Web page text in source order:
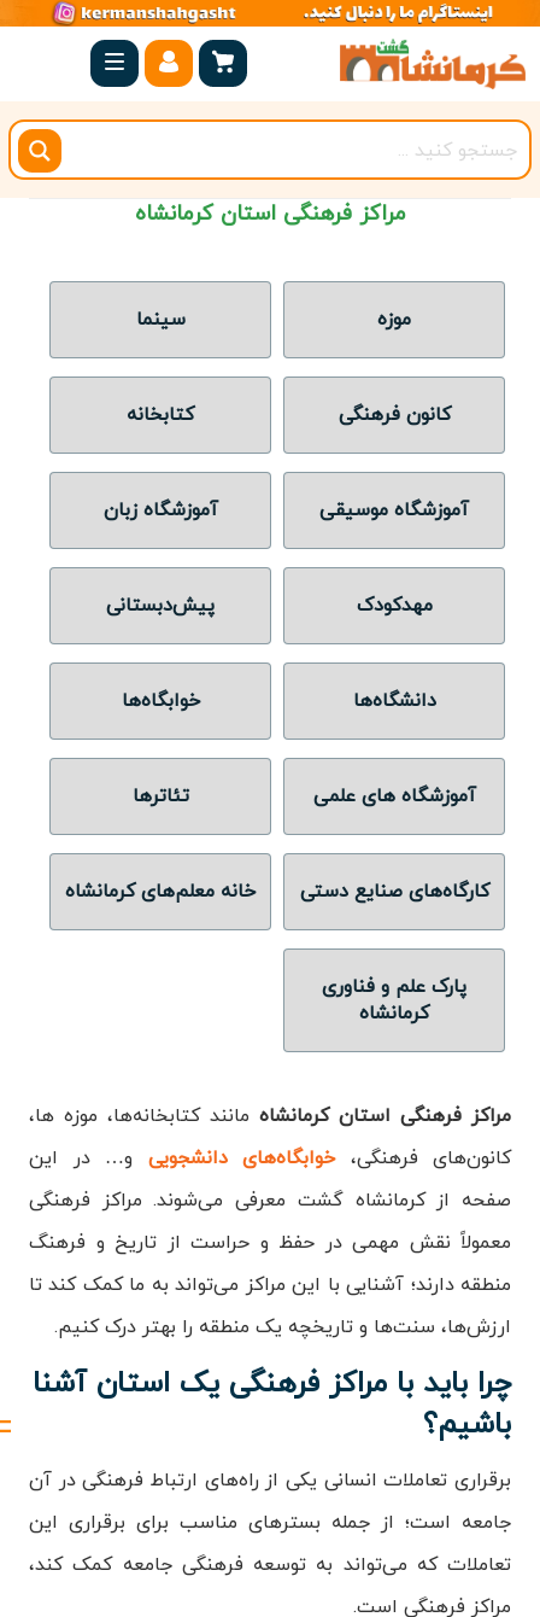
صفحه
اصلی
کرمانشاه
مجموعه
روستاهای
اقامتگاه
درباره
مراکز فرهنگی استان کرمانشاه
موزه سینما
کانون فرهنگی کتابخانه
آموزشگاه موسیقی آموزشگاه زبان
مهدکودک‌ پیش‌دبستانی‌
دانشگاه‌ها خوابگاه‌ها
آموزشگاه های علمی تئاترها
کارگاه‌های صنایع دستی خانه معلم‌های کرمانشاه
پارک علم و فناوری
کرمانشاه
مراکز فرهنگی استان کرمانشاه مانند کتابخانه‌ها، موزه ها‌،
کانون‌های فرهنگی،خوابگاه‌های دانشجویی و… در این
صفحه از کرمانشاه گشت معرفی می‌شوند. مراکز فرهنگی
معمولاً نقش مهمی در حفظ و حراست از تاریخ و فرهنگ
منطقه دارند؛ آشنایی با این مراکز می‌تواند به ما کمک کند تا
ارزش‌ها، سنت‌ها و تاریخچه‌ یک منطقه را بهتر درک کنیم.
چرا باید با مراکز فرهنگی یک استان آشنا
باشیم؟
برقراری تعاملات انسانی یکی از راه‌های ارتباط فرهنگی در آن
جامعه است؛ از جمله بسترهای مناسب برای برقراری این
تعاملات که می‌تواند به توسعه فرهنگی جامعه کمک کند،
مراکز فرهنگی است.